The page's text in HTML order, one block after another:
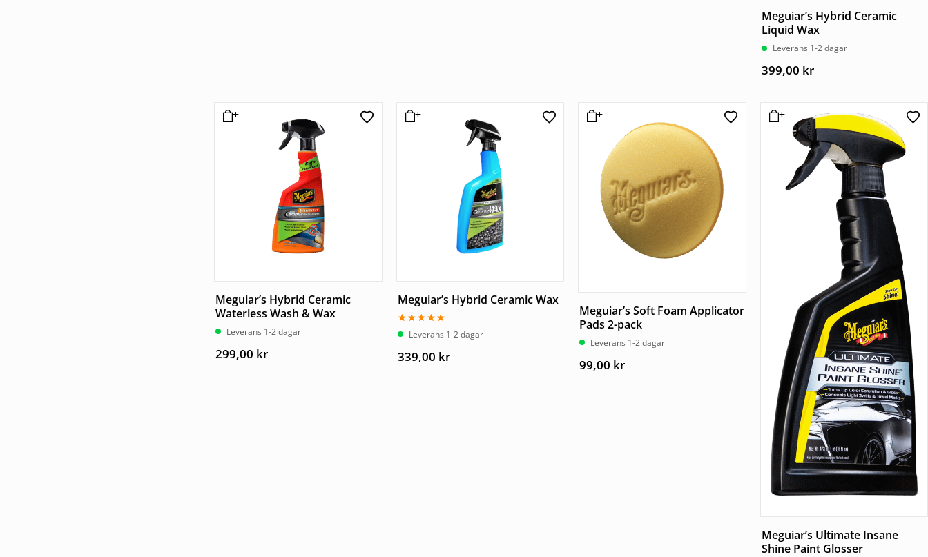
Meguiar’s Hybrid Ceramic
Liquid Wax
Leverans 1-2 dagar
399,00 kr
Meguiar’s Hybrid Ceramic
Waterless Wash & Wax
Leverans 1-2 dagar
299,00 kr
Meguiar’s Hybrid Ceramic Wax
Betygsatt
5.00Leverans 1-2 dagar
339,00 kr
Meguiar’s Soft Foam Applicator
Pads 2-pack
Leverans 1-2 dagar
99,00 kr
Meguiar’s Ultimate Insane
Shine Paint Glosser